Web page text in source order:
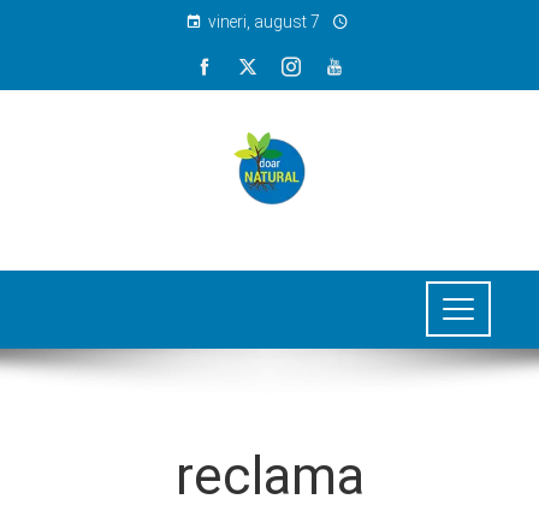
vineri, august 7
reclama